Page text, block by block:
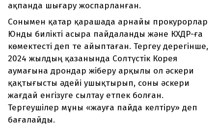
ақпанда шығару жоспарланған.
Сонымен қатар қарашада арнайы прокурорлар
Юнды билікті асыра пайдаланды және КХДР-ға
көмектесті деп те айыптаған. Тергеу дерегінше,
2024 жылдың қазанында Солтүстік Корея
аумағына дрондар жіберу арқылы ол әскери
қақтығысты әдейі ушықтырып, соны әскери
жағдай енгізуге сылтау етпек болған.
Тергеушілер мұны «жауға пайда келтіру» деп
бағалайды.